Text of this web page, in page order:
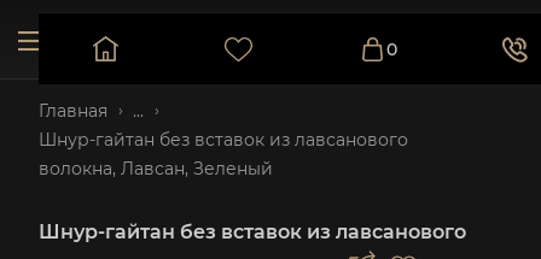
0
Главная
...
Шнур-гайтан без вставок из лавсанового
волокна, Лавсан, Зеленый
Шнур-гайтан без вставок из лавсанового